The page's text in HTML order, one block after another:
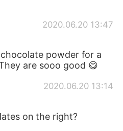
2020.06.20 13:47
powder for a
are sooo good 😋
2020.06.20 13:14
on the right?